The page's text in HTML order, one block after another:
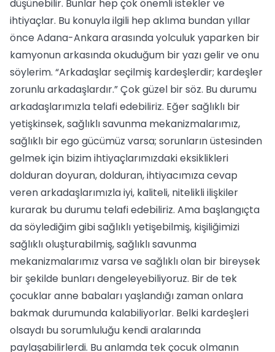
düşünebilir. Bunlar hep çok önemli istekler ve
ihtiyaçlar. Bu konuyla ilgili hep aklıma bundan yıllar
önce Adana-Ankara arasında yolculuk yaparken bir
kamyonun arkasında okuduğum bir yazı gelir ve onu
söylerim. “Arkadaşlar seçilmiş kardeşlerdir; kardeşler
zorunlu arkadaşlardır.” Çok güzel bir söz. Bu durumu
arkadaşlarımızla telafi edebiliriz. Eğer sağlıklı bir
yetişkinsek, sağlıklı savunma mekanizmalarımız,
sağlıklı bir ego gücümüz varsa; sorunların üstesinden
gelmek için bizim ihtiyaçlarımızdaki eksiklikleri
dolduran doyuran, dolduran, ihtiyacımıza cevap
veren arkadaşlarımızla iyi, kaliteli, nitelikli ilişkiler
kurarak bu durumu telafi edebiliriz. Ama başlangıçta
da söylediğim gibi sağlıklı yetişebilmiş, kişiliğimizi
sağlıklı oluşturabilmiş, sağlıklı savunma
mekanizmalarımız varsa ve sağlıklı olan bir bireysek
bir şekilde bunları dengeleyebiliyoruz. Bir de tek
çocuklar anne babaları yaşlandığı zaman onlara
bakmak durumunda kalabiliyorlar. Belki kardeşleri
olsaydı bu sorumluluğu kendi aralarında
paylaşabilirlerdi. Bu anlamda tek çocuk olmanın